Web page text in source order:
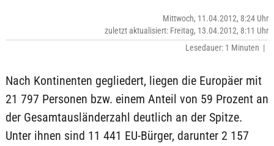
Mittwoch, 11.04.2012, 8:24 Uhr
zuletzt aktualisiert: Freitag, 13.04.2012, 8:11 Uhr
Lesedauer: 1 Minuten |
Nach Kontinenten gegliedert, liegen die Europäer mit
21 797 Personen bzw. einem Anteil von 59 Prozent an
der Gesamtausländerzahl deutlich an der Spitze.
Unter ihnen sind 11 441 EU-Bürger, darunter 2 157